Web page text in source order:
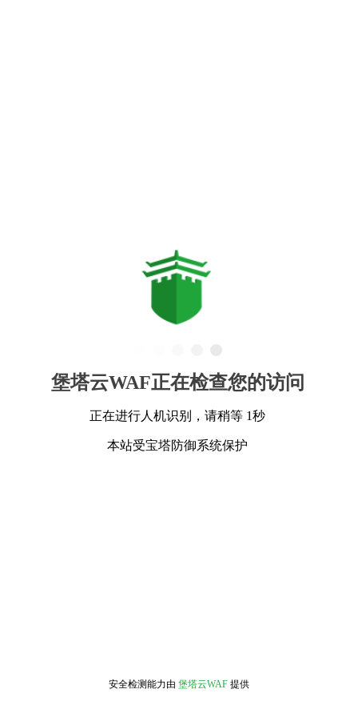
堡塔云WAF正在检查您的访问
正在进行人机识别，请稍等 1秒
本站受宝塔防御系统保护
安全检测能力由 堡塔云WAF 提供